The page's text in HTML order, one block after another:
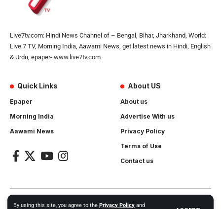
By using this site, you agree to the Privacy Policy and
Live7tv.com: Hindi News Channel of – Bengal, Bihar, Jharkhand, World:
Live 7 TV, Morning India, Aawami News, get latest news in Hindi, English
& Urdu, epaper- www.live7tv.com
Quick Links
Epaper
Morning India
Aawami News
About US
About us
Advertise With us
Privacy Policy
Terms of Use
Contact us
2024- All Rights Reserved.Live 7 tv. Website Created by and